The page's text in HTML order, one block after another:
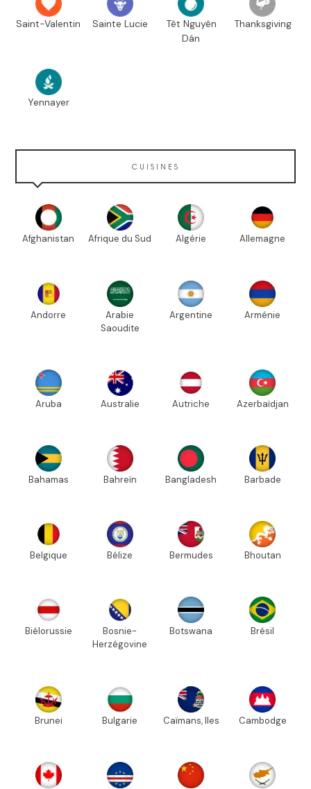
Saint-Valentin Sainte Lucie
Têt Nguyên
Dán
Thanksgiving
Yennayer
CUISINES
Afghanistan Afrique du Sud Algérie Allemagne
Andorre
Arabie
Saoudite
Argentine Arménie
Aruba Australie Autriche Azerbaïdjan
Bahamas Bahreïn Bangladesh Barbade
Belgique Bélize Bermudes Bhoutan
Biélorussie
Bosnie-
Herzégovine
Botswana Brésil
Brunei Bulgarie Caïmans, Iles Cambodge